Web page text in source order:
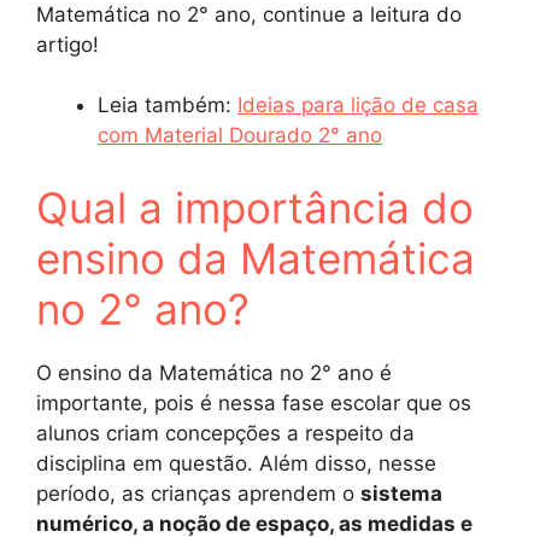
Matemática no 2° ano, continue a leitura do
artigo!
Leia também: Ideias para lição de casa
com Material Dourado 2° ano
Qual a importância do
ensino da Matemática
no 2° ano?
O ensino da Matemática no 2° ano é
importante, pois é nessa fase escolar que os
alunos criam concepções a respeito da
disciplina em questão. Além disso, nesse
período, as crianças aprendem o sistema
numérico, a noção de espaço, as medidas e